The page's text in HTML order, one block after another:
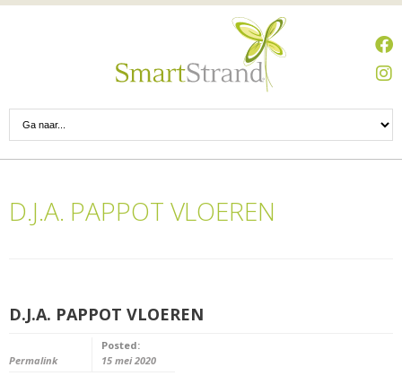
D.J.A. PAPPOT VLOEREN
D.J.A. PAPPOT VLOEREN
Permalink
Posted:
15 mei 2020